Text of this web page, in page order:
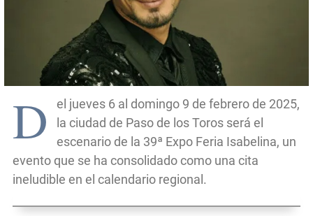
D
el jueves 6 al domingo 9 de febrero de 2025,
la ciudad de Paso de los Toros será el
escenario de la 39ª Expo Feria Isabelina, un
evento que se ha consolidado como una cita
ineludible en el calendario regional.